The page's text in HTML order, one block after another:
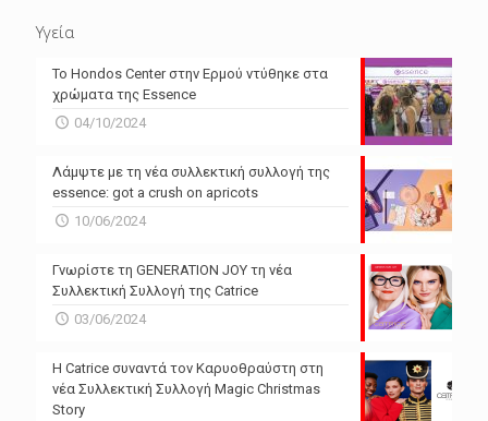
Υγεία
Το Hondos Center στην Ερμού ντύθηκε στα
χρώματα της Essence
04/10/2024
Λάμψτε με τη νέα συλλεκτική συλλογή της
essence: got a crush on apricots
10/06/2024
Γνωρίστε τη GENERATION JOY τη νέα
Συλλεκτική Συλλογή της Catrice
03/06/2024
Η Catrice συναντά τον Καρυοθραύστη στη
νέα Συλλεκτική Συλλογή Magic Christmas
Story